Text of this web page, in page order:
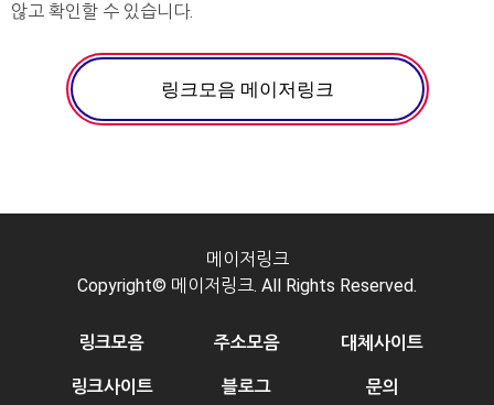
않고 확인할 수 있습니다.
링크모음 메이저링크
메이저링크
Copyright© 메이저링크. All Rights Reserved.
링크모음 주소모음 대체사이트
링크사이트 블로그 문의